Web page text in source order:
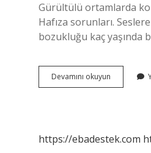
Gürültülü ortamlarda
Hafıza sorunları.
bozukluğu kaç yaşında
Devamını okuyun Duyusal
Ayrım
https://ebadestek.com